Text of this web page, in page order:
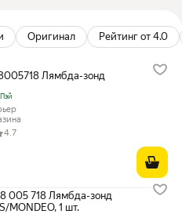
Оригинал Рейтинг от 4.0
Лямбда-зонд
Яндекс Пэй 3676 ₽ вместо
Пэй
4.7
005 718 Лямбда-зонд
MONDEO, 1 шт.